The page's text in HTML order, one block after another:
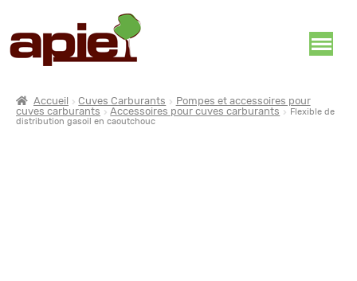
Accueil Cuves Carburants
Pompes et accessoires pour
cuves carburants
Accessoires pour cuves carburants
Flexible de
distribution gasoil en caoutchouc